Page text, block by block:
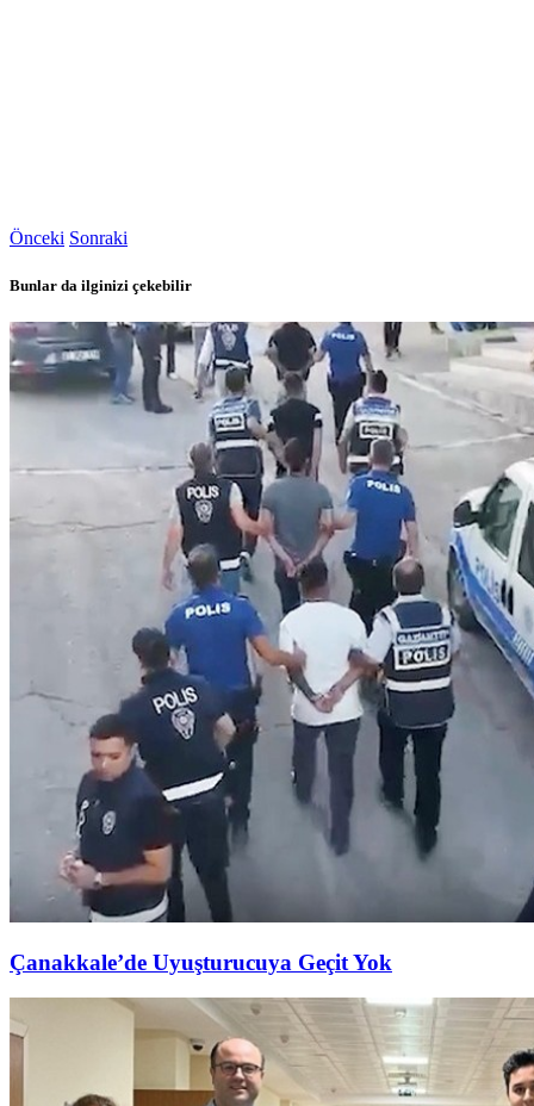
Önceki Sonraki
Bunlar da ilginizi çekebilir
Çanakkale’de Uyuşturucuya Geçit Yok